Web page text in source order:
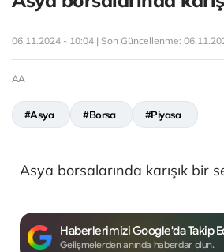
06.11.2024 - 10:04 | Son Güncellenme:
AA
#Asya #Borsa #Piyasa
Asya borsalarında karışık bir
Haberlerimizi Google'da Takip
Gelişmelerden anında haberdar olun.